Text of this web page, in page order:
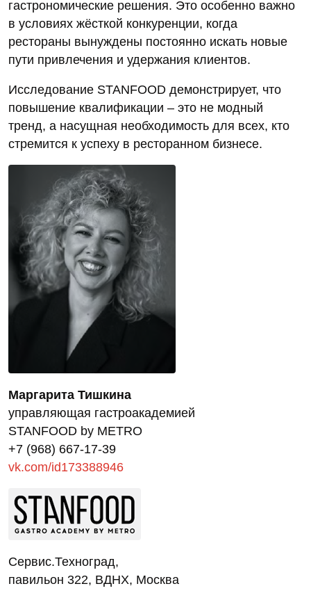
гастрономические решения. Это особенно важно
в условиях жёсткой конкуренции, когда
рестораны вынуждены постоянно искать новые
пути привлечения и удержания клиентов.
Исследование STANFOOD демонстрирует, что
повышение квалификации – это не модный
тренд, а насущная необходимость для всех, кто
стремится к успеху в ресторанном бизнесе.
Маргарита Тишкина
управляющая гастроакадемией
STANFOOD by METRO
+7 (968) 667-17-39
vk.com/id173388946
Сервис.Техноград,
павильон 322, ВДНХ, Москва